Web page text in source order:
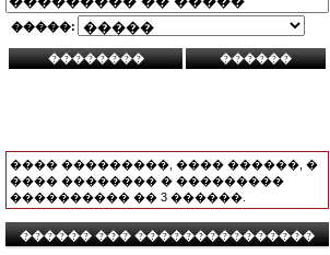
�����:
���� ���������, ���� ������, �
���� �������� � ���������
���������� �� 3 ������.
������ ��� ���������������